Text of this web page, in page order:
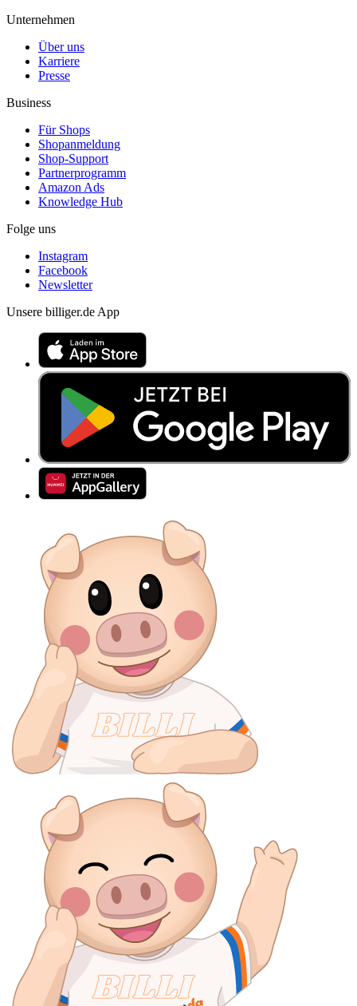
Unternehmen
Über uns
Karriere
Presse
Business
Für Shops
Shopanmeldung
Shop-Support
Partnerprogramm
Amazon Ads
Knowledge Hub
Folge uns
Instagram
Facebook
Newsletter
Unsere billiger.de App